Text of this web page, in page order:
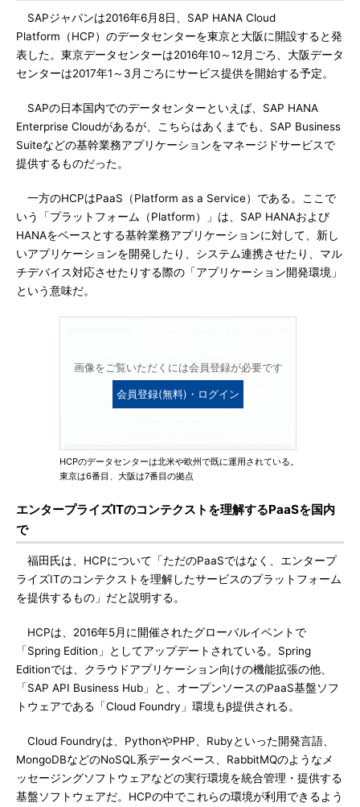
SAPジャパンは2016年6月8日、SAP HANA Cloud
Platform（HCP）のデータセンターを東京と大阪に開設すると発
表した。東京データセンターは2016年10～12月ごろ、大阪データ
センターは2017年1～3月ごろにサービス提供を開始する予定。
SAPの日本国内でのデータセンターといえば、SAP HANA
Enterprise Cloudがあるが、こちらはあくまでも、SAP Business
Suiteなどの基幹業務アプリケーションをマネージドサービスで
提供するものだった。
一方のHCPはPaaS（Platform as a Service）である。ここで
いう「プラットフォーム（Platform）」は、SAP HANAおよび
HANAをベースとする基幹業務アプリケーションに対して、新し
いアプリケーションを開発したり、システム連携させたり、マル
チデバイス対応させたりする際の「アプリケーション開発環境」
という意味だ。
画像をご覧いただくには会員登録が必要です
会員登録(無料)・ログイン
HCPのデータセンターは北米や欧州で既に運用されている。
東京は6番目、大阪は7番目の拠点
エンタープライズITのコンテクストを理解するPaaSを国内
で
福田氏は、HCPについて「ただのPaaSではなく、エンタープ
ライズITのコンテクストを理解したサービスのプラットフォーム
を提供するもの」だと説明する。
HCPは、2016年5月に開催されたグローバルイベントで
「Spring Edition」としてアップデートされている。Spring
Editionでは、クラウドアプリケーション向けの機能拡張の他、
「SAP API Business Hub」と、オープンソースのPaaS基盤ソフ
トウェアである「Cloud Foundry」環境もβ提供される。
Cloud Foundryは、PythonやPHP、Rubyといった開発言語、
MongoDBなどのNoSQL系データベース、RabbitMQのようなメ
ッセージングソフトウェアなどの実行環境を統合管理・提供する
基盤ソフトウェアだ。HCPの中でこれらの環境が利用できるよう